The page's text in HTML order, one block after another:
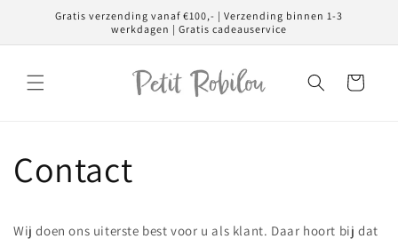
naar deGratis verzending vanaf €100,- | Verzending binnen 1-3
werkdagen | Gratis cadeauservice
Winkelwagen
Contact
Wij doen ons uiterste best voor u als klant. Daar hoort bij dat